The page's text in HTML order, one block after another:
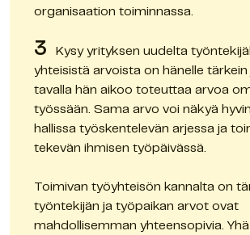
organisaation toiminnassa.
3
Kysy yrityksen uudelta
yhteisistä arvoista on hänelle tärkein
tavalla hän aikoo toteuttaa arvoa
työssään. Sama arvo voi näkyä
hallissa työskentelevän arjessa ja
tekevän ihmisen työpäivässä.
Toimivan työyhteisön kannalta on
työntekijän ja työpaikan arvot ovat
mahdollisemman yhteensopivia.